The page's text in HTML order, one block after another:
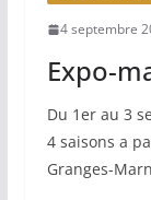
4 septembre
Expo-
Du 1er au 3
4 saisons a
Granges-